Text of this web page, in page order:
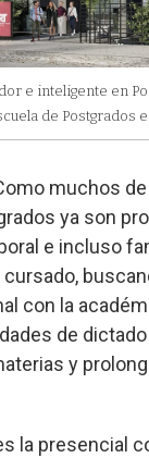
e inteligente en
de Postgrados
muchos
ya son
e incluso
con la
de
y
la presencial